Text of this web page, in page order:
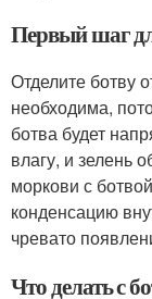
Первый шаг
Отделите ботву
необходима,
ботва будет
влагу, и зелень
моркови с
конденсацию
чревато
Что делать с